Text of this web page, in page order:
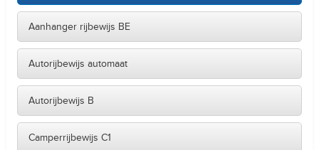
Aanhanger rijbewijs BE
Autorijbewijs automaat
Autorijbewijs B
Camperrijbewijs C1